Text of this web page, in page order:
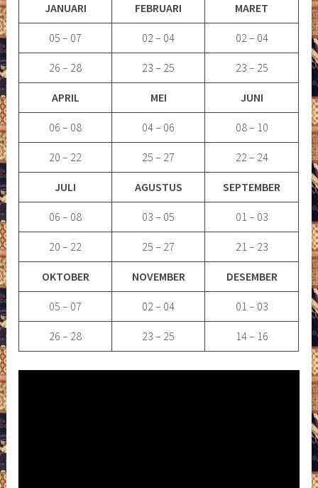
JANUARI FEBRUARI MARET
05 – 07 02 – 04 02 – 04
26 – 28 23 – 25 23 – 25
APRIL MEI JUNI
06 – 08 04 – 06 08 – 10
20 – 22 25 – 27 22 – 24
JULI AGUSTUS SEPTEMBER
06 – 08 03 – 05 01 – 03
20 – 22 25 – 27 21 – 23
OKTOBER NOVEMBER DESEMBER
05 – 07 02 – 04 01 – 03
26 – 28 23 – 25 14 – 16